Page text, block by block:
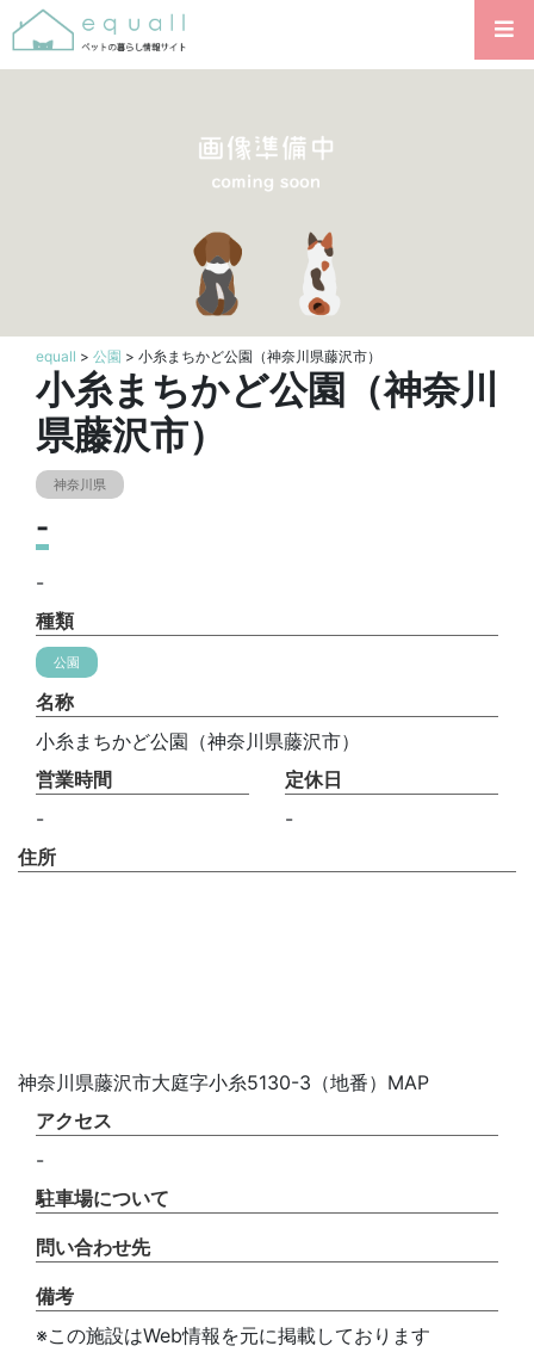
equall > 公園 > 小糸まちかど公園（神奈川県藤沢市）
小糸まちかど公園（神奈川
県藤沢市）
神奈川県
-
-
種類
公園
名称
小糸まちかど公園（神奈川県藤沢市）
営業時間
-
定休日
-
住所
神奈川県藤沢市大庭字小糸5130-3（地番）MAP
アクセス
-
駐車場について
問い合わせ先
備考
※この施設はWeb情報を元に掲載しております